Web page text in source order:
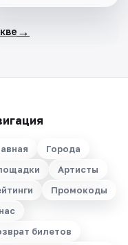
→
Города
Артисты
Промокоды
билетов